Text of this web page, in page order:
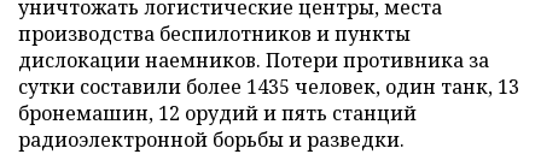
уничтожать логистические центры, места
производства беспилотников и пункты
дислокации наемников. Потери противника за
сутки составили более 1435 человек, один танк, 13
бронемашин, 12 орудий и пять станций
радиоэлектронной борьбы и разведки.